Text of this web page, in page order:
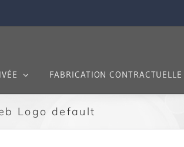
FABRICATION CONTRACTUELLE
Logo default